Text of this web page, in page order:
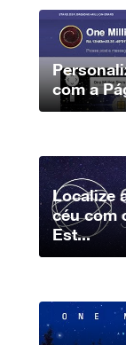
com a
Localize
céu com
Est...